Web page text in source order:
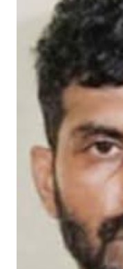
ചക്രവാതച്ചുഴിയുടെ
വിസ്ഡം യൂത്ത് വേങ്ങര
പാണക്കാട് ശിഹാബ്
എസ്. എം. സർവർ
സൗദിയിൽ
ജോലിസ്ഥലത്ത്
പായലും ചെളിയും
ക്ഷേമ പെൻഷൻ ഇനി
പാണക്കാട് എടയപ്പാലം
വേങ്ങരയിൽ